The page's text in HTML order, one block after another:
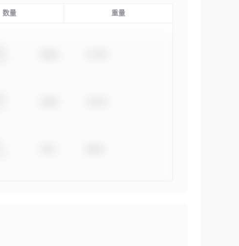
数量 重量